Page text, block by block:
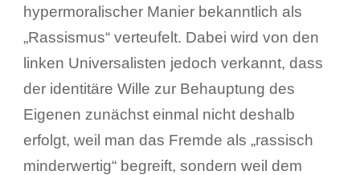
hypermoralischer Manier bekanntlich als
„Rassismus“ verteufelt. Dabei wird von den
linken Universalisten jedoch verkannt, dass
der identitäre Wille zur Behauptung des
Eigenen zunächst einmal nicht deshalb
erfolgt, weil man das Fremde als „rassisch
minderwertig“ begreift, sondern weil dem